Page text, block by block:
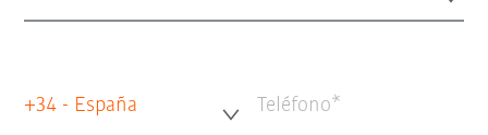
+34 - España Teléfono